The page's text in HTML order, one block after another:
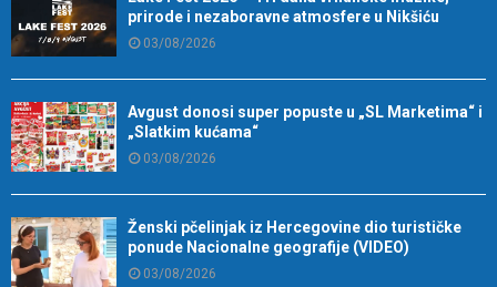
prirode i nezaboravne atmosfere u Nikšiću
03/08/2026
Avgust donosi super popuste u „SL Marketima“ i
„Slatkim kućama“
03/08/2026
Ženski pčelinjak iz Hercegovine dio turističke
ponude Nacionalne geografije (VIDEO)
03/08/2026